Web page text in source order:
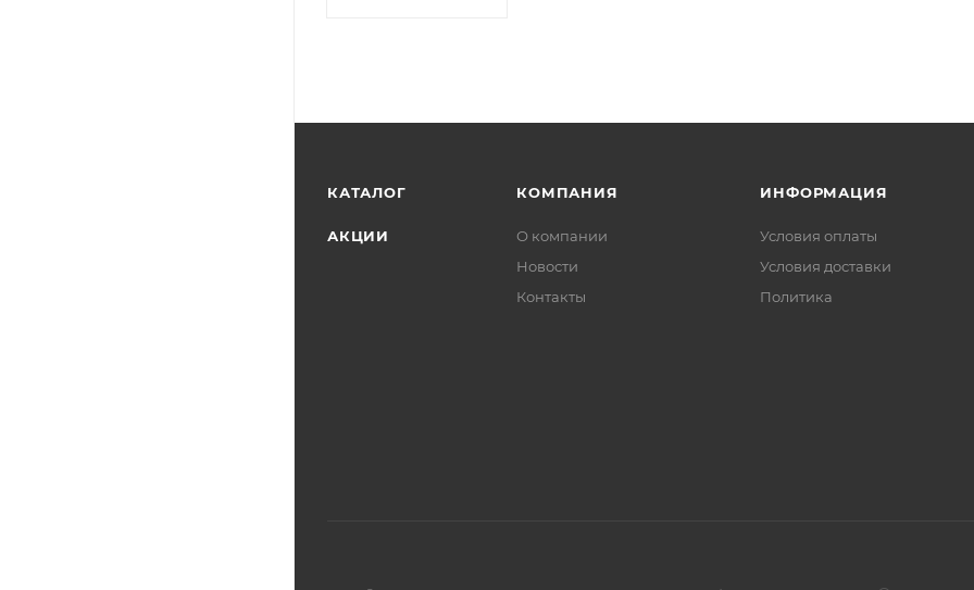
КАТАЛОГ
АКЦИИ
КОМПАНИЯ
О компании
Новости
Контакты
ИНФОРМАЦИЯ
Условия оплаты
Условия доставки
Политика